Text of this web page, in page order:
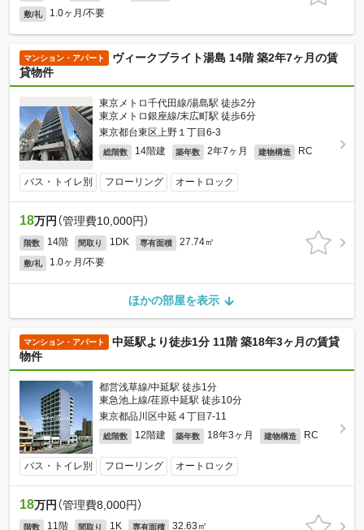
敷/礼 1.0ヶ月/不要
マンション・アパート
ヴィークブライト湯島 14階 築2年7ヶ月の賃
貸物件
東京メトロ千代田線/湯島駅 徒歩2分
東京メトロ銀座線/末広町駅 徒歩6分
東京都台東区上野１丁目6-3
総階数 14階建 築年数 2年7ヶ月 建物構造 RC
バス・トイレ別 フローリング オートロック
18万円 （管理費10,000円）
階数 14階 間取り 1DK 専有面積 27.74㎡
敷/礼 1.0ヶ月/不要
ほかの部屋を表示
マンション・アパート
中延駅より徒歩1分 11階 築18年3ヶ月の賃貸
物件
都営浅草線/中延駅 徒歩1分
東急池上線/荏原中延駅 徒歩10分
東京都品川区中延４丁目7-11
総階数 12階建 築年数 18年3ヶ月 建物構造 RC
バス・トイレ別 フローリング オートロック
18万円 （管理費8,000円）
階数 11階 間取り 1K 専有面積 32.63㎡